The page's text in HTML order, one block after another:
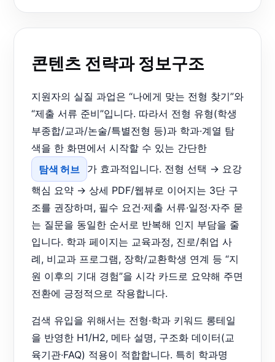
콘텐츠 전략과 정보구조
지원자의 실질 과업은 “나에게 맞는 전형 찾기”와
“제출 서류 준비”입니다. 따라서 전형 유형(학생
부종합/교과/논술/특별전형 등)과 학과·계열 탐
색을 한 화면에서 시작할 수 있는 간단한
탐색 허브
가 효과적입니다. 전형 선택 → 요강
핵심 요약 → 상세 PDF/웹뷰로 이어지는 3단 구
조를 권장하며, 필수 요건·제출 서류·일정·자주 묻
는 질문을 동일한 순서로 반복해 인지 부담을 줄
입니다. 학과 페이지는 교육과정, 진로/취업 사
례, 비교과 프로그램, 장학/교환학생 연계 등 “지
원 이후의 기대 경험”을 시각 카드로 요약해 주면
전환에 긍정적으로 작용합니다.
검색 유입을 위해서는 전형·학과 키워드 롱테일
을 반영한 H1/H2, 메타 설명, 구조화 데이터(교
육기관·FAQ) 적용이 적합합니다. 특히 학과명